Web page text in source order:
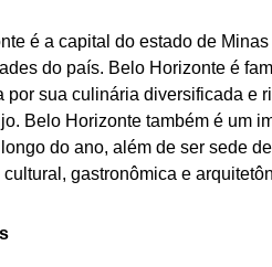
é a capital do estado de
do país. Belo Horizonte é
por sua culinária diversificada e
Belo Horizonte também é um
do ano, além de ser sede
gastronômica e